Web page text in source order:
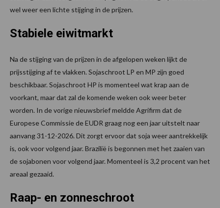
wel weer een lichte stijging in de prijzen.
Stabiele eiwitmarkt
Na de stijging van de prijzen in de afgelopen weken lijkt de
prijsstijging af te vlakken. Sojaschroot LP en MP zijn goed
beschikbaar. Sojaschroot HP is momenteel wat krap aan de
voorkant, maar dat zal de komende weken ook weer beter
worden. In de vorige nieuwsbrief meldde Agrifirm dat de
Europese Commissie de EUDR graag nog een jaar uitstelt naar
aanvang 31-12-2026. Dit zorgt ervoor dat soja weer aantrekkelijk
is, ook voor volgend jaar. Brazilië is begonnen met het zaaien van
de sojabonen voor volgend jaar. Momenteel is 3,2 procent van het
areaal gezaaid.
Raap- en zonneschroot